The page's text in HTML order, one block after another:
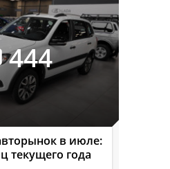
444
в июле:
текущего года